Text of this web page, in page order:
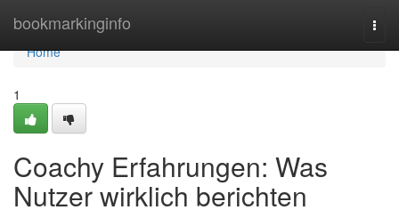
bookmarkinginfo
Home
Home
1
Coachy Erfahrungen: Was
Nutzer wirklich berichten